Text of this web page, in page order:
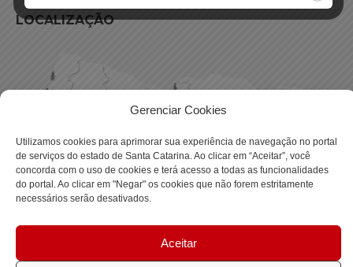
Gerenciar Cookies
Utilizamos cookies para aprimorar sua experiência de navegação no portal
de serviços do estado de Santa Catarina. Ao clicar em “Aceitar”, você
concorda com o uso de cookies e terá acesso a todas as funcionalidades
do portal. Ao clicar em "Negar" os cookies que não forem estritamente
necessários serão desativados.
Aceitar
LOCALIZAÇÃO